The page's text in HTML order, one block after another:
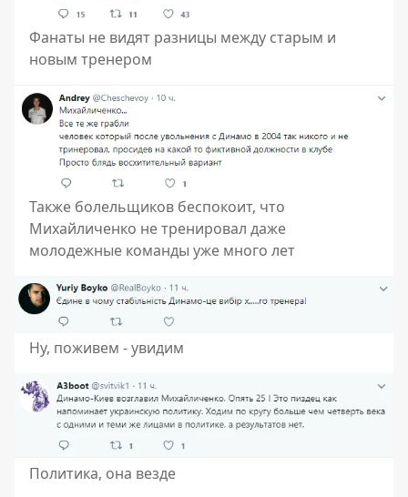
Фанаты не видят разницы между старым и
новым тренером
Также болельщиков беспокоит, что
Михайличенко не тренировал даже
молодежные команды уже много лет
Ну, поживем - увидим
Политика, она везде